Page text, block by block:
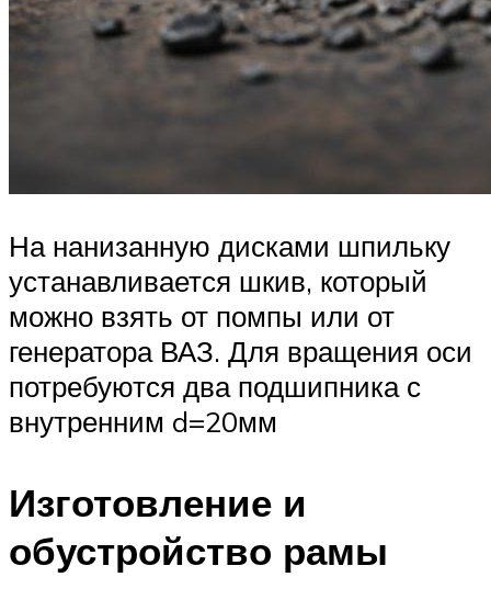
На нанизанную дисками шпильку
устанавливается шкив, который
можно взять от помпы или от
генератора ВАЗ. Для вращения оси
потребуются два подшипника с
внутренним d=20мм
Изготовление и
обустройство рамы